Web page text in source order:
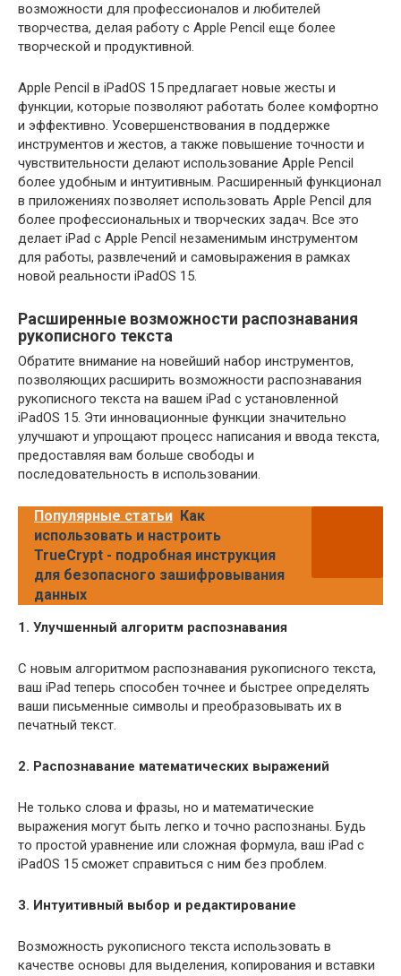
возможности для профессионалов и любителей
творчества, делая работу с Apple Pencil еще более
творческой и продуктивной.
Apple Pencil в iPadOS 15 предлагает новые жесты и
функции, которые позволяют работать более комфортно
и эффективно. Усовершенствования в поддержке
инструментов и жестов, а также повышение точности и
чувствительности делают использование Apple Pencil
более удобным и интуитивным. Расширенный функционал
в приложениях позволяет использовать Apple Pencil для
более профессиональных и творческих задач. Все это
делает iPad с Apple Pencil незаменимым инструментом
для работы, развлечений и самовыражения в рамках
новой реальности iPadOS 15.
Расширенные возможности распознавания
рукописного текста
Обратите внимание на новейший набор инструментов,
позволяющих расширить возможности распознавания
рукописного текста на вашем iPad с установленной
iPadOS 15. Эти инновационные функции значительно
улучшают и упрощают процесс написания и ввода текста,
предоставляя вам больше свободы и
последовательность в использовании.
Популярные статьи Как
использовать и настроить
TrueCrypt - подробная инструкция
для безопасного зашифровывания
данных
1. Улучшенный алгоритм распознавания
С новым алгоритмом распознавания рукописного текста,
ваш iPad теперь способен точнее и быстрее определять
ваши письменные символы и преобразовывать их в
печатный текст.
2. Распознавание математических выражений
Не только слова и фразы, но и математические
выражения могут быть легко и точно распознаны. Будь
то простой уравнение или сложная формула, ваш iPad с
iPadOS 15 сможет справиться с ним без проблем.
3. Интуитивный выбор и редактирование
Возможность рукописного текста использовать в
качестве основы для выделения, копирования и вставки